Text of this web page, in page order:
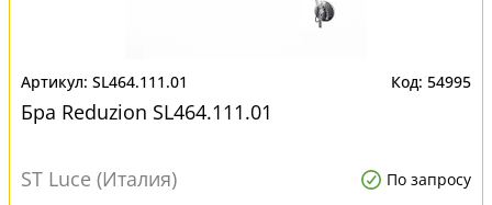
SL464.111.01 54995
Бра Reduzion SL464.111.01
ST Luce (Италия) По запросу